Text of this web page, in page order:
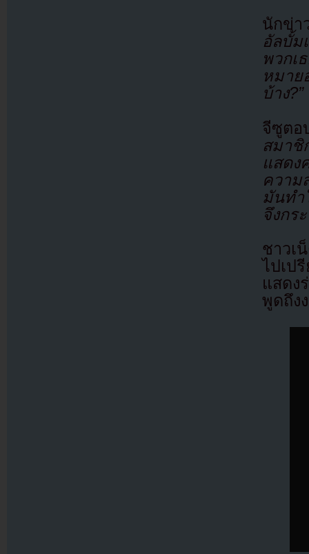
นักข่า
อัลบั้
พวกเ
หมาย
บ้าง?”
จีซูต
สมาชิ
แสด
ความ
มันทำ
จึงกร
ชาวเ
ไปเป
แสดง
พูดถึง